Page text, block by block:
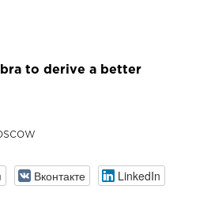
to derive a better
Вконтакте LinkedIn